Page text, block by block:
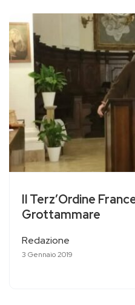
Il Terz’Ordine
Grottammare
Redazione
3 Gennaio 2019